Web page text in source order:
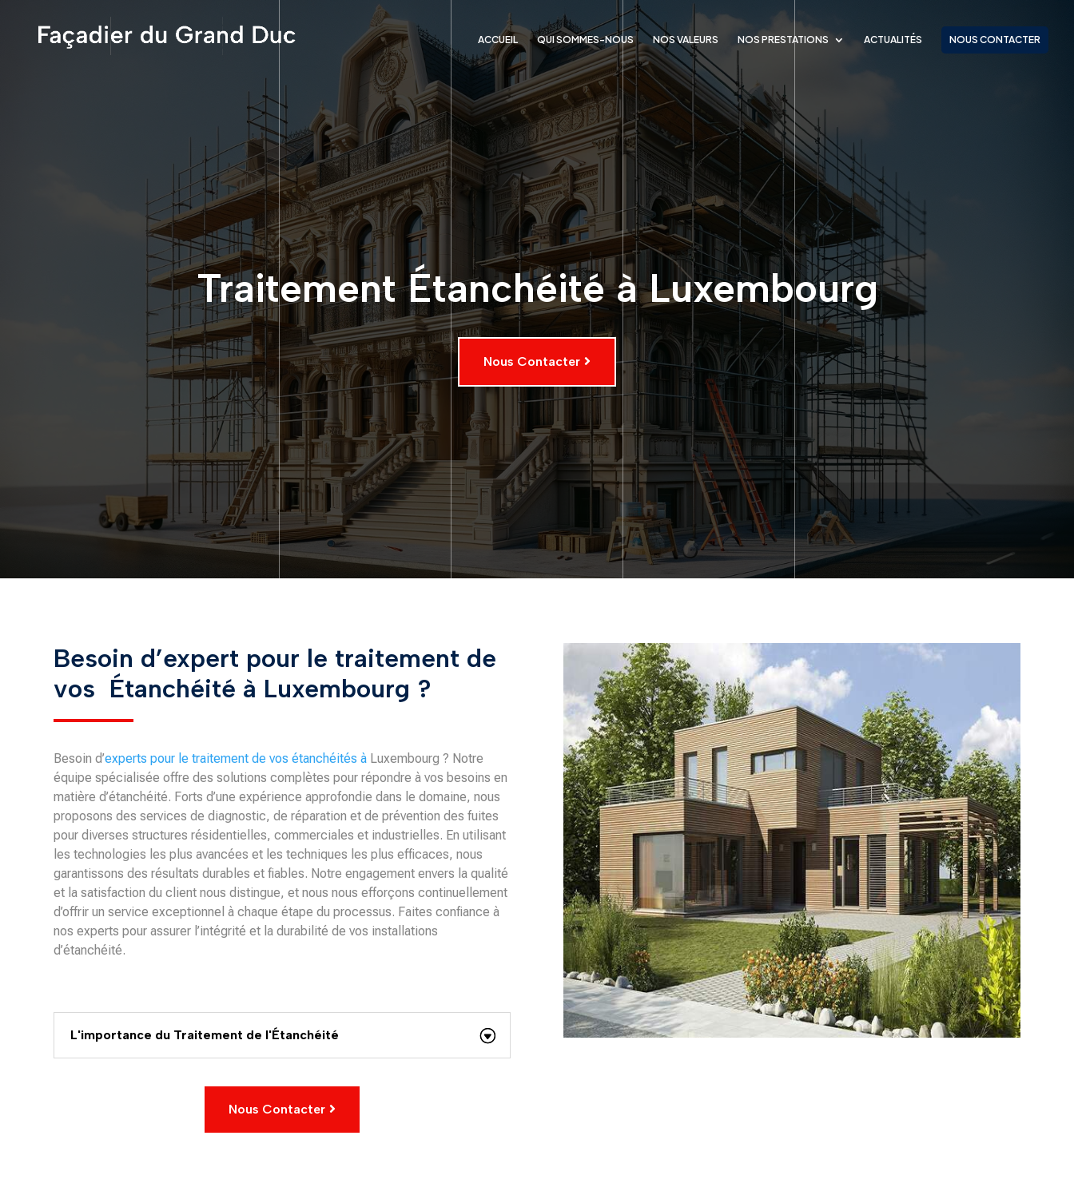
ACCUEIL QUI SOMMES-NOUS NOS VALEURS NOS PRESTATIONS ACTUALITÉS NOUS CONTACTER
Traitement Étanchéité à Luxembourg
Nous Contacter
Besoin d’expert pour le traitement de
vos Étanchéité à Luxembourg ?
Besoin d’experts pour le traitement de vos étanchéités à Luxembourg ? Notre
équipe spécialisée offre des solutions complètes pour répondre à vos besoins en
matière d’étanchéité. Forts d’une expérience approfondie dans le domaine, nous
proposons des services de diagnostic, de réparation et de prévention des fuites
pour diverses structures résidentielles, commerciales et industrielles. En utilisant
les technologies les plus avancées et les techniques les plus efficaces, nous
garantissons des résultats durables et fiables. Notre engagement envers la qualité
et la satisfaction du client nous distingue, et nous nous efforçons continuellement
d’offrir un service exceptionnel à chaque étape du processus. Faites confiance à
nos experts pour assurer l’intégrité et la durabilité de vos installations
d’étanchéité.
L'importance du Traitement de l'Étanchéité
Nous Contacter